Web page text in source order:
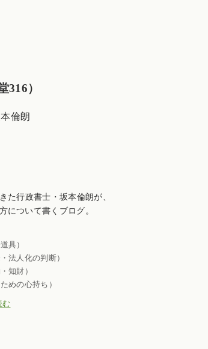
316）
た行政書士・坂本倫朗が、
について書くブログ。
具）
法人化の判断）
知財）
めの心持ち）
む